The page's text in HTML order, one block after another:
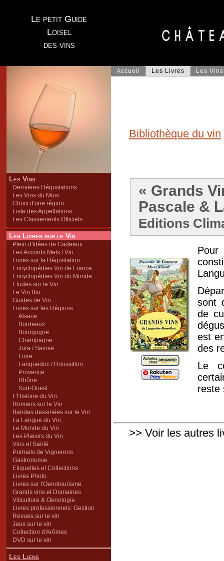
Le petit Guide
Loisel
des vins
Les Vins
Dernières Dégustations
Les Vins du Mois
Choix d'une région
Liste des Appellations
Les Classements Officiels
Les Livres sur le Vin
Plein d'Idées de Cadeaux
Les Accords Mets / Vin
Livres sur la Dégustation
Encyclopédies Vin de France
Encyclopédies Vin du Monde
Etudes sur le Vin
Le Vin Bio
Guides de Vin
Livres sur les Régions
Alsace
Bordeaux
Bourgogne
Champagne
Jura / Savoie
Loire
Languedoc / Roussillon
Provence
Rhône
Sud-Ouest
L'Histoire du Vin
Romans sur le Vin
Bandes dessinées sur le Vin
La Langue du Vin
Le Monde du Vin
Les Plaisirs du Vin
Vins et Santé
Portraits de Vignerons
Gastronomie
Etiquettes et Collections
Livres Photo
Livres sur l'Oenotourisme
Grands vins et Domaines
Viticulture & Oenologie
Livres professionnels: Gestion
Revues sur le vin
Jeux sur le vin
Collection d'Arômes
DVD sur le vin
Les Liens
Accueil Les Livres Les Vins
Bibliothèque du vin
« Grands
Pascale &
Editions
sont
de
est
des
Le
reste
>> Voir les autres